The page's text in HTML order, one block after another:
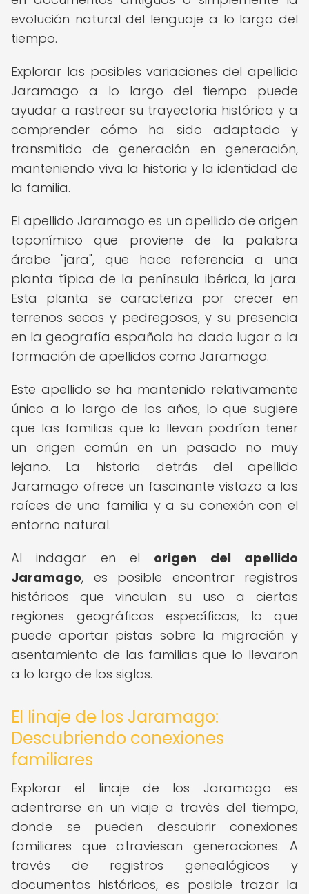
evolución natural del lenguaje a lo largo del
tiempo.
Explorar las posibles variaciones del apellido
Jaramago a lo largo del tiempo puede
ayudar a rastrear su trayectoria histórica y a
comprender cómo ha sido adaptado y
transmitido de generación en generación,
manteniendo viva la historia y la identidad de
la familia.
El apellido Jaramago es un apellido de origen
toponímico que proviene de la palabra
árabe "jara", que hace referencia a una
planta típica de la península ibérica, la jara.
Esta planta se caracteriza por crecer en
terrenos secos y pedregosos, y su presencia
en la geografía española ha dado lugar a la
formación de apellidos como Jaramago.
Este apellido se ha mantenido relativamente
único a lo largo de los años, lo que sugiere
que las familias que lo llevan podrían tener
un origen común en un pasado no muy
lejano. La historia detrás del apellido
Jaramago ofrece un fascinante vistazo a las
raíces de una familia y a su conexión con el
entorno natural.
Al indagar en el origen del apellido
Jaramago, es posible encontrar registros
históricos que vinculan su uso a ciertas
regiones geográficas específicas, lo que
puede aportar pistas sobre la migración y
asentamiento de las familias que lo llevaron
a lo largo de los siglos.
El linaje de los Jaramago:
Descubriendo conexiones
familiares
Explorar el linaje de los Jaramago es
adentrarse en un viaje a través del tiempo,
donde se pueden descubrir conexiones
familiares que atraviesan generaciones. A
través de registros genealógicos y
documentos históricos, es posible trazar la